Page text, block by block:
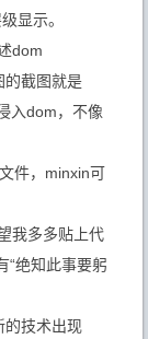
显示。
dom
的截图就是
入dom，不像
件，minxin可
我多多贴上代
“绝知此事要躬
的技术出现